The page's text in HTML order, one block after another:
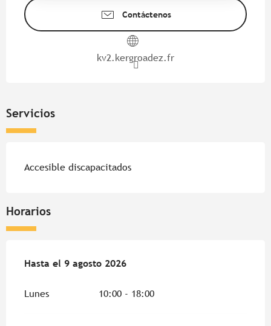
Contáctenos
kv2.kergroadez.fr
Servicios
Accesible discapacitados
Horarios
Del8 agosto 2026al9 agosto 2026
Hasta el 9 agosto 2026
Lunes 10:00 - 18:00